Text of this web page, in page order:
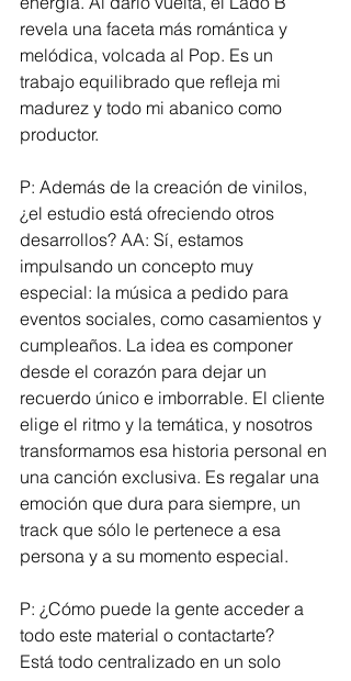
revela una faceta más romántica y
melódica, volcada al Pop. Es un
trabajo equilibrado que refleja mi
madurez y todo mi abanico como
productor.
P: Además de la creación de vinilos,
¿el estudio está ofreciendo otros
desarrollos? AA: Sí, estamos
impulsando un concepto muy
especial: la música a pedido para
eventos sociales, como casamientos y
cumpleaños. La idea es componer
desde el corazón para dejar un
recuerdo único e imborrable. El cliente
elige el ritmo y la temática, y nosotros
transformamos esa historia personal en
una canción exclusiva. Es regalar una
emoción que dura para siempre, un
track que sólo le pertenece a esa
persona y a su momento especial.
P: ¿Cómo puede la gente acceder a
todo este material o contactarte?
Está todo centralizado en un solo